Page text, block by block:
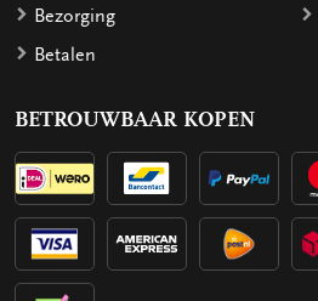
Bezorging
Betalen
BETROUWBAAR KOPEN